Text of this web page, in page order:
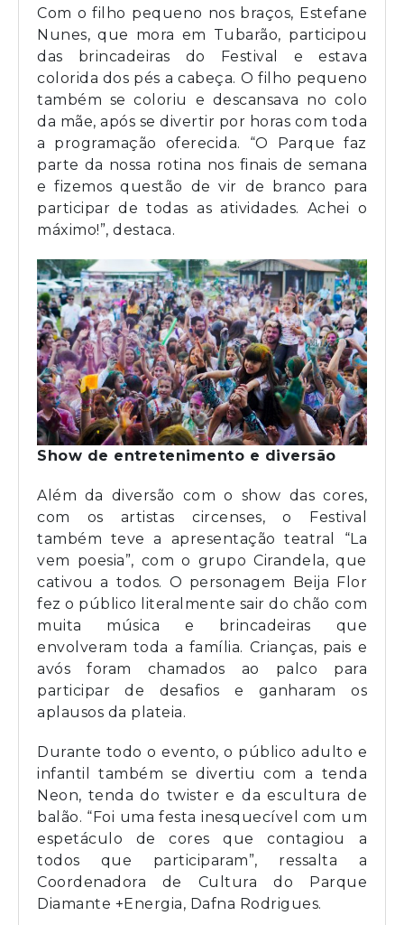
Com o filho pequeno nos braços, Estefane
Nunes, que mora em Tubarão, participou
das brincadeiras do Festival e estava
colorida dos pés a cabeça. O filho pequeno
também se coloriu e descansava no colo
da mãe, após se divertir por horas com toda
a programação oferecida. “O Parque faz
parte da nossa rotina nos finais de semana
e fizemos questão de vir de branco para
participar de todas as atividades. Achei o
máximo!”, destaca.
Show de entretenimento e diversão
Além da diversão com o show das cores,
com os artistas circenses, o Festival
também teve a apresentação teatral “La
vem poesia”, com o grupo Cirandela, que
cativou a todos. O personagem Beija Flor
fez o público literalmente sair do chão com
muita música e brincadeiras que
envolveram toda a família. Crianças, pais e
avós foram chamados ao palco para
participar de desafios e ganharam os
aplausos da plateia.
Durante todo o evento, o público adulto e
infantil também se divertiu com a tenda
Neon, tenda do twister e da escultura de
balão. “Foi uma festa inesquecível com um
espetáculo de cores que contagiou a
todos que participaram”, ressalta a
Coordenadora de Cultura do Parque
Diamante +Energia, Dafna Rodrigues.